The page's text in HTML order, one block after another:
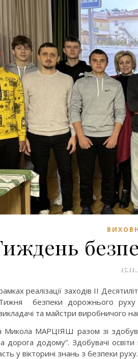
реалізації заходів ІІ
безпеки дорожнього руху
та майстри виробничого
Микола МАРЦІЯШ разом зі
дорога додому”. Здобувачі
у вікторині знань з безпеки руху.